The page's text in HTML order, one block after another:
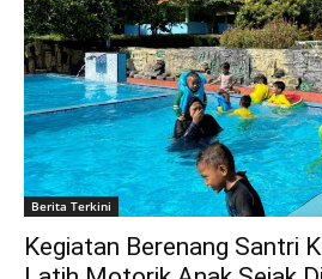
Berita Terkini
Kegiatan Berenang Santri